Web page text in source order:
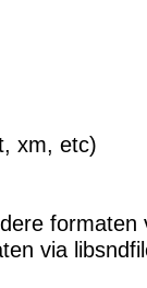
xm, etc)
formaten
via